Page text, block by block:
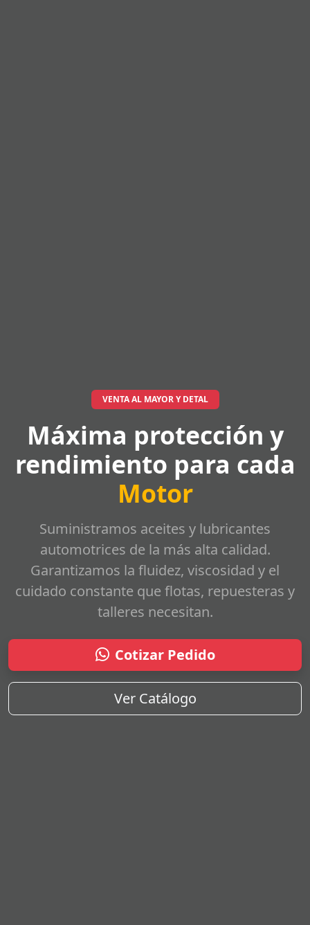
VENTA AL MAYOR Y DETAL
Máxima protección y
rendimiento para cada
Motor
Suministramos aceites y lubricantes
automotrices de la más alta calidad.
Garantizamos la fluidez, viscosidad y el
cuidado constante que flotas, repuesteras y
talleres necesitan.
Cotizar Pedido
Ver Catálogo